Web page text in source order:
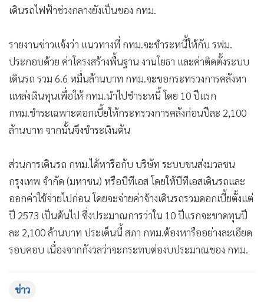
เดินรถไฟฟ้าช่วงกลางยังเป็นของ กทม.
รายงานข่าวแจ้งว่า แนวทางที่ กทม.จะชำระหนี้ให้กับ รฟม.
ประกอบด้วย ค่าโครงสร้างพื้นฐาน งานโยธา และค่าติดตั้งระบบ
เดินรถ รวม 6.6 หมื่นล้านบาท กทม.จะขอกระทรวงการคลังหา
แหล่งเงินทุนเพื่อให้ กทม.นำไปชำระหนี้ โดย 10 ปีแรก
กทม.ชำระเฉพาะดอกเบี้ยให้กระทรวงการคลังก่อนปีละ 2,100
ล้านบาท จากนั้นจึงชำระเงินต้น
ส่วนการเดินรถ กทม.ได้หารือกับ บริษัท ระบบขนส่งมวลชน
กรุงเทพ จำกัด (มหาชน) หรือบีทีเอส โดยให้บีทีเอสเดินรถและ
ออกค่าใช้จ่ายไปก่อน โดยจะจ่ายค่าจ้างเดินรถรวมดอกเบี้ยตั้งแต่
ปี 2573 เป็นต้นไป ซึ่งประมาณการว่าใน 10 ปีแรกจะขาดทุนปี
ละ 2,100 ล้านบาท ประเด็นนี้ สภา กทม.ต้องหารืออย่างละเอียด
รอบคอบ เนื่องจากกังวลว่าจะกระทบต่องบประมาณของ กทม.
ข่าว